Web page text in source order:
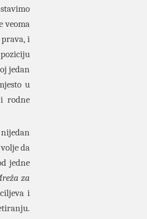
veoma
i
jedan
u
rodne
da
jedne
za
i